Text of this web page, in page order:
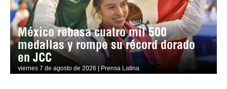
México rebasa cuatro mil 500
medallas y rompe su récord dorado
en JCC
viernes 7 de agosto de 2026 | Prensa Latina